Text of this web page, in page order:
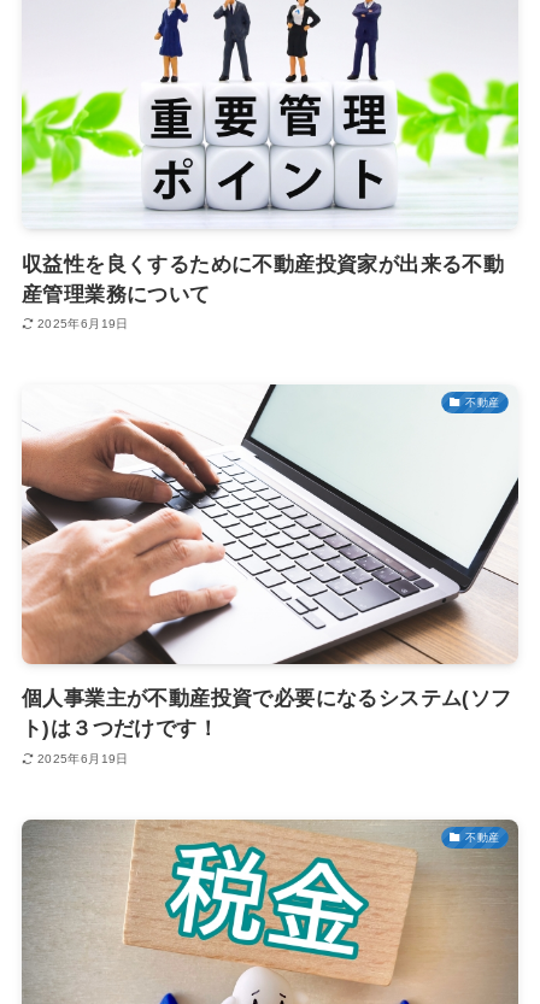
収益性を良くするために不動産投資家が出来る不動
産管理業務について
2025年6月19日
不動産
個人事業主が不動産投資で必要になるシステム(ソフ
ト)は３つだけです！
2025年6月19日
不動産